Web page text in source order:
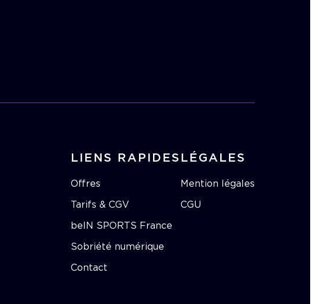
LIENS RAPIDES
Offres
Tarifs & CGV
beIN SPORTS France
Sobriété numérique
Contact
LÉGALES
Mention légales
CGU